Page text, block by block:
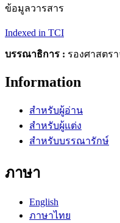
ข้อมูลวารสาร
Indexed in TCI
บรรณาธิการ : รองศาสตร
Information
สำหรับผู้อ่าน
สำหรับผู้แต่ง
สำหรับบรรณารักษ์
ภาษา
English
ภาษาไทย